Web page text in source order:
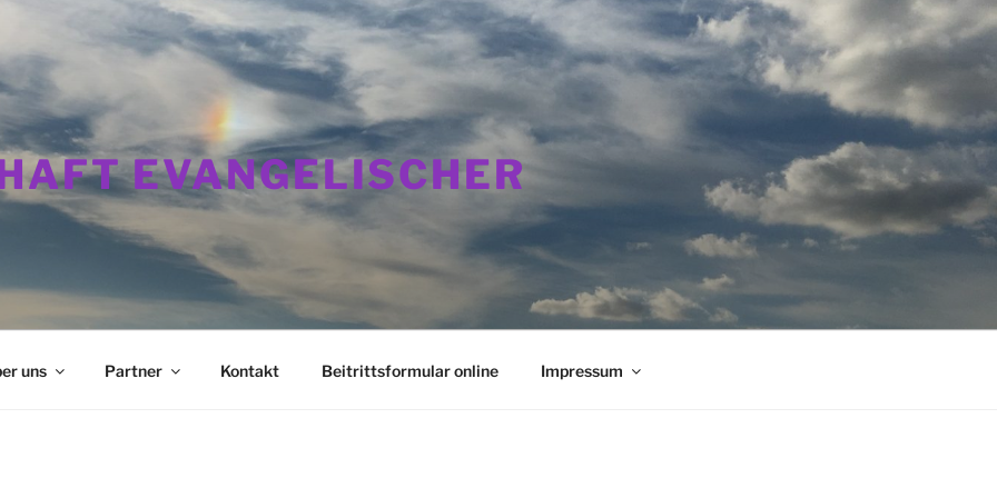
EVANGELISCHER
uns Partner Kontakt Beitrittsformular online Impressum